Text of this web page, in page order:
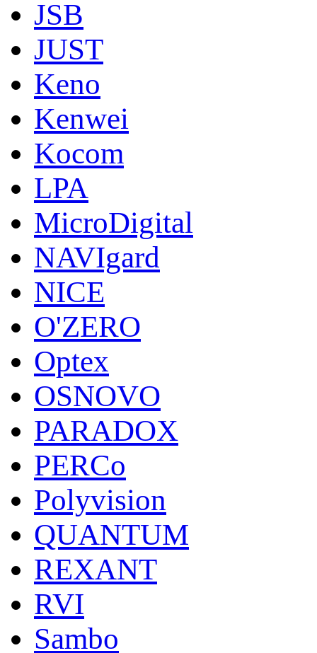
JSB
JUST
Keno
Kenwei
Kocom
LPA
MicroDigital
NAVIgard
NICE
O'ZERO
Optex
OSNOVO
PARADOX
PERCo
Polyvision
QUANTUM
REXANT
RVI
Sambo